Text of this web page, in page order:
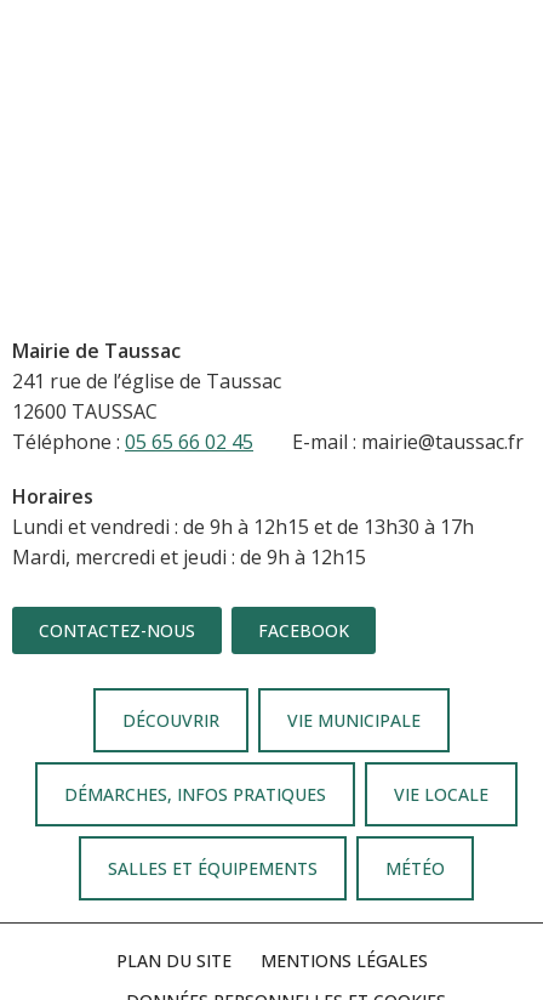
Mairie de Taussac
241 rue de l’église de Taussac
12600 TAUSSAC
Téléphone : 05 65 66 02 45 E-mail : mairie@taussac.fr
Horaires
Lundi et vendredi : de 9h à 12h15 et de 13h30 à 17h
Mardi, mercredi et jeudi : de 9h à 12h15
CONTACTEZ-NOUS FACEBOOK
DÉCOUVRIR VIE MUNICIPALE
DÉMARCHES, INFOS PRATIQUES VIE LOCALE
SALLES ET ÉQUIPEMENTS MÉTÉO
PLAN DU SITE
MENTIONS LÉGALES